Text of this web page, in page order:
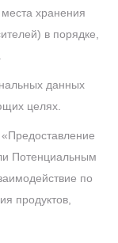
хранения
в порядке,
данных
целях.
Потенциальным
по
продуктов,